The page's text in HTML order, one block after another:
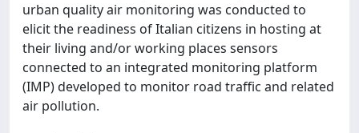
urban quality air monitoring was conducted to
elicit the readiness of Italian citizens in hosting at
their living and/or working places sensors
connected to an integrated monitoring platform
(IMP) developed to monitor road traffic and related
air pollution.